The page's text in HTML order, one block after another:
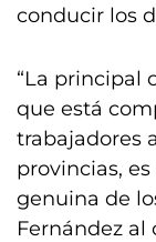
conducir los
“La principal
que está
trabajadores
provincias,
genuina de
Fernández al